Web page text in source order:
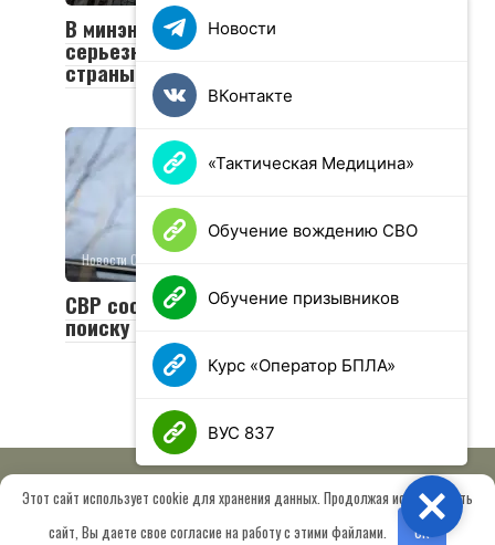
В минэнерго Украины заявили о
серьезном ущербе энергосистеме
страны в 2024 году
Новости СВО
СВР сообщила об усилиях США по
поиску замены Зеленскому
© 2026 МОО «Союз ветеранов спецназа ГРУ имени Героя РФ
Шектаева Д.А.»Сведения об образовательной организации
Этот сайт использует cookie для хранения данных. Продолжая использовать
сайт, Вы даете свое согласие на работу с этими файлами.
OK
Новости
ВКонтакте
«Тактическая Медицина»
Обучение вождению СВО
Обучение призывников
Курс «Оператор БПЛА»
ВУС 837
Close